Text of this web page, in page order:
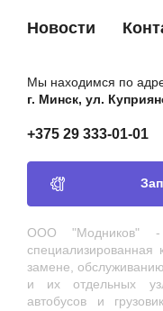
Новости
Мы находимся по
г. Минск, ул.
+375 29 333-01-01
ООО "Модников" -
специализированная
замене,
и их отдельных
автобусов и